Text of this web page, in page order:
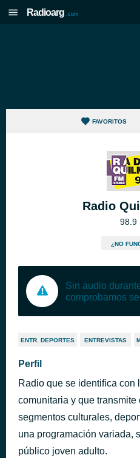
Radioarg .com
FAVORITOS
Radio
98.9
¿NO
Sin audio
comprobamos
ENTR. DEPORTES ENTREVISTAS
Perfil
Radio que se identifica con
comunitaria y que
segmentos culturales,
una programación variada,
público joven adulto.